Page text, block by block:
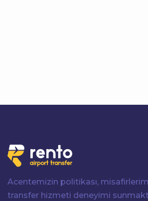
Acentemizin politikası,
transfer hizmeti deneyimi